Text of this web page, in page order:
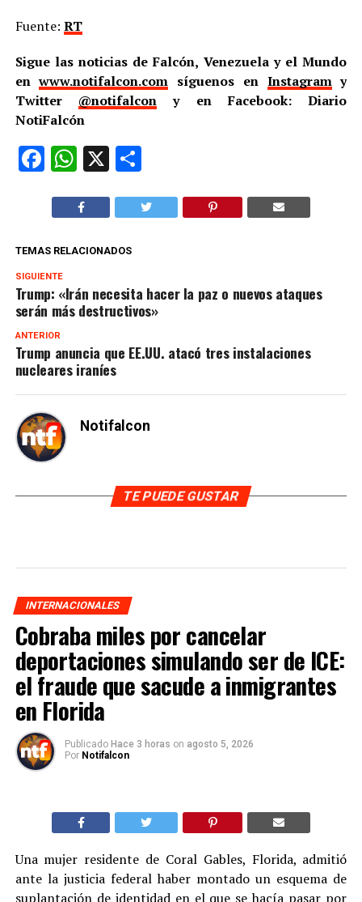
Fuente: RT
Sigue las noticias de Falcón, Venezuela y el Mundo
enwww.notifalcon.com síguenos en Instagramy
Twitter @notifalcon y en Facebook: Diario
NotiFalcón
Facebook
WhatsApp
X Compartir
TEMAS RELACIONADOS
SIGUIENTE
Trump: «Irán necesita hacer la paz o nuevos ataques
serán más destructivos»
ANTERIOR
Trump anuncia que EE.UU. atacó tres instalaciones
nucleares iraníes
Notifalcon
TE PUEDE GUSTAR
INTERNACIONALES
Cobraba miles por cancelar
deportaciones simulando ser de ICE:
el fraude que sacude a inmigrantes
en Florida
Publicado Hace 3 horas on agosto 5, 2026
Por Notifalcon
Una mujer residente de Coral Gables, Florida, admitió
ante la justicia federal haber montado un esquema de
suplantación de identidad en el que se hacía pasar por